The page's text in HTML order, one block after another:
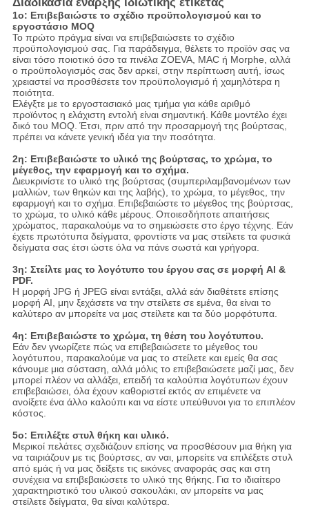
Διαδικασία έναρξης ιδιωτικής ετικέτας
1ο: Επιβεβαιώστε το σχέδιο προϋπολογισμού και το
εργοστάσιο MOQ
Το πρώτο πράγμα είναι να επιβεβαιώσετε το σχέδιο
προϋπολογισμού σας. Για παράδειγμα, θέλετε το προϊόν σας να
είναι τόσο ποιοτικό όσο τα πινέλα ZOEVA, MAC ή Morphe, αλλά
ο προϋπολογισμός σας δεν αρκεί, στην περίπτωση αυτή, ίσως
χρειαστεί να προσθέσετε τον προϋπολογισμό ή χαμηλότερα η
ποιότητα.
Ελέγξτε με το εργοστασιακό μας τμήμα για κάθε αριθμό
προϊόντος η ελάχιστη εντολή είναι σημαντική. Κάθε μοντέλο έχει
δικό του MOQ. Έτσι, πριν από την προσαρμογή της βούρτσας,
πρέπει να κάνετε γενική ιδέα για την ποσότητα.
2η: Επιβεβαιώστε το υλικό της βούρτσας, το χρώμα, το
μέγεθος, την εφαρμογή και το σχήμα.
Διευκρινίστε το υλικό της βούρτσας (συμπεριλαμβανομένων των
μαλλιών, των θηκών και της λαβής), το χρώμα, το μέγεθος, την
εφαρμογή και το σχήμα. Επιβεβαιώστε το μέγεθος της βούρτσας,
το χρώμα, το υλικό κάθε μέρους. Οποιεσδήποτε απαιτήσεις
χρώματος, παρακαλούμε να το σημειώσετε στο έργο τέχνης. Εάν
έχετε πρωτότυπα δείγματα, φροντίστε να μας στείλετε τα φυσικά
δείγματα σας έτσι ώστε όλα να πάνε σωστά και γρήγορα.
3η: Στείλτε μας το λογότυπο του έργου σας σε μορφή AI &
PDF.
Η μορφή JPG ή JPEG είναι εντάξει, αλλά εάν διαθέτετε επίσης
μορφή AI, μην ξεχάσετε να την στείλετε σε εμένα, θα είναι το
καλύτερο αν μπορείτε να μας στείλετε και τα δύο μορφότυπα.
4η: Επιβεβαιώστε το χρώμα, τη θέση του λογότυπου.
Εάν δεν γνωρίζετε πώς να επιβεβαιώσετε το μέγεθος του
λογότυπου, παρακαλούμε να μας το στείλετε και εμείς θα σας
κάνουμε μια σύσταση, αλλά μόλις το επιβεβαιώσετε μαζί μας, δεν
μπορεί πλέον να αλλάξει, επειδή τα καλούπια λογότυπων έχουν
επιβεβαιώσει, όλα έχουν καθοριστεί εκτός αν επιμένετε να
ανοίξετε ένα άλλο καλούπι και να είστε υπεύθυνοι για το επιπλέον
κόστος.
5ο: Επιλέξτε στυλ θήκη και υλικό.
Μερικοί πελάτες σχεδιάζουν επίσης να προσθέσουν μια θήκη για
να ταιριάζουν με τις βούρτσες, αν ναι, μπορείτε να επιλέξετε στυλ
από εμάς ή να μας δείξετε τις εικόνες αναφοράς σας και στη
συνέχεια να επιβεβαιώσετε το υλικό της θήκης. Για το ιδιαίτερο
χαρακτηριστικό του υλικού σακουλάκι, αν μπορείτε να μας
στείλετε δείγματα, θα είναι καλύτερα.